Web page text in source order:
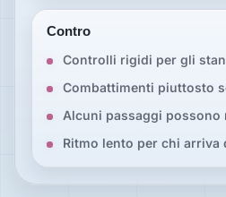
Contro
Controlli rigidi per gli
Combattimenti piuttosto
Alcuni passaggi
Ritmo lento per chi arriva